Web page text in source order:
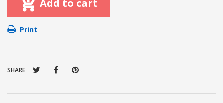
Add to cart
Print
SHARE